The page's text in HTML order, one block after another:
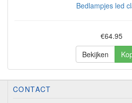
Bedlampjes led
€64.95
Bekijken
CONTACT